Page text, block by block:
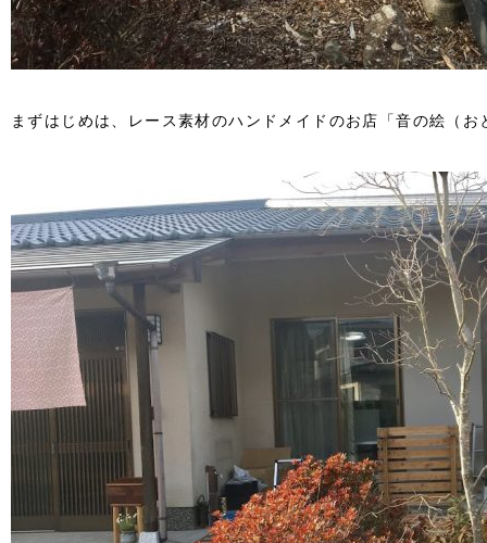
まずはじめは、レース素材のハンドメイドのお店「音の絵（お